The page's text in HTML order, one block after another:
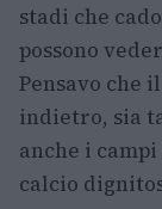
stadi che
possono
Pensavo che
indietro, sia
anche i
calcio